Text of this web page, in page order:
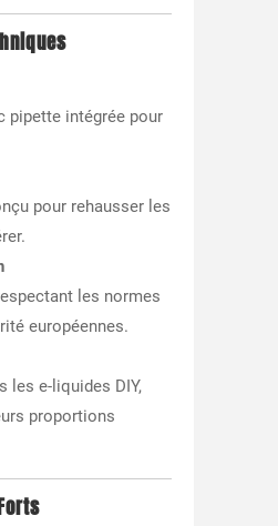
pipette intégrée pour
pour rehausser les
les normes
européennes.
les e-liquides DIY,
proportions